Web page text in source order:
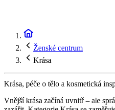
Ženské centrum
Krása
Krása, péče o tělo a kosmetická
Vnější krása začíná uvnitř – ale